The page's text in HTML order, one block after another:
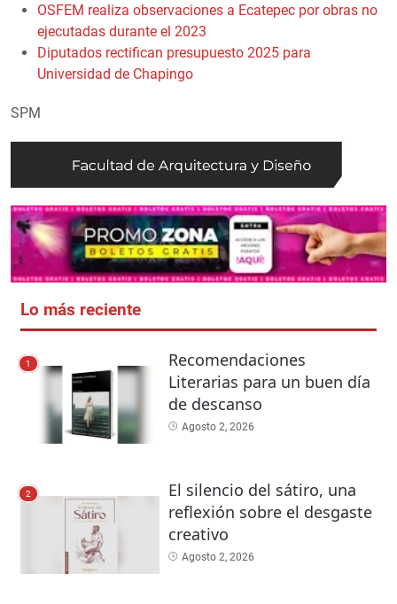
OSFEM realiza observaciones a Ecatepec por obras no
ejecutadas durante el 2023
Diputados rectifican presupuesto 2025 para
Universidad de Chapingo
SPM
Lo más reciente
1
Recomendaciones
Literarias para un buen día
de descanso
Agosto 2, 2026
2
El silencio del sátiro, una
reflexión sobre el desgaste
creativo
Agosto 2, 2026